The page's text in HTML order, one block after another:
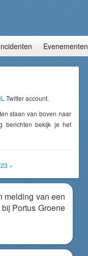
Evenementen
Twitter account.
staan van boven naar
berichten bekijk je het
»
melding van een
Portus Groene